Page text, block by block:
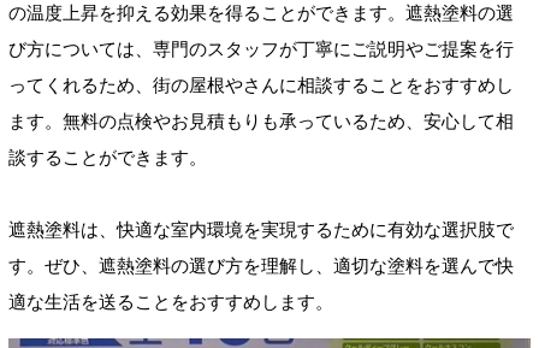
の温度上昇を抑える効果を得ることができます。遮熱塗料の選
び方については、専門のスタッフが丁寧にご説明やご提案を行
ってくれるため、街の屋根やさんに相談することをおすすめし
ます。無料の点検やお見積もりも承っているため、安心して相
談することができます。
遮熱塗料は、快適な室内環境を実現するために有効な選択肢で
す。ぜひ、遮熱塗料の選び方を理解し、適切な塗料を選んで快
適な生活を送ることをおすすめします。